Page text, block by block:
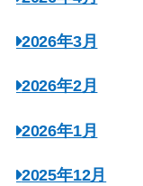
2026年3月
2026年2月
2026年1月
2025年12月